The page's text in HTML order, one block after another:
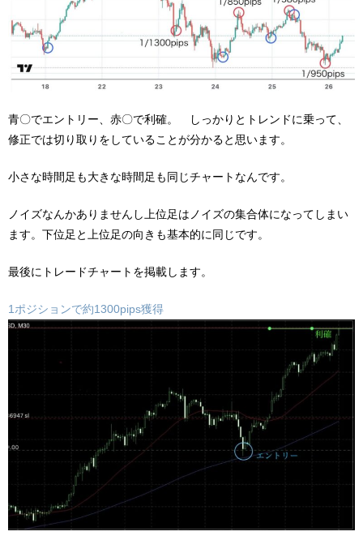
青〇でエントリー、赤〇で利確。 しっかりとトレンドに乗って、
修正では切り取りをしていることが分かると思います。
小さな時間足も大きな時間足も同じチャートなんです。
ノイズなんかありませんし上位足はノイズの集合体になってしまい
ます。下位足と上位足の向きも基本的に同じです。
最後にトレードチャートを掲載します。
1ポジションで約1300pips獲得